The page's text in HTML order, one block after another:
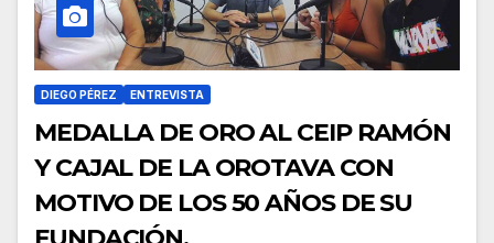
DIEGO PÉREZ ENTREVISTA
MEDALLA DE ORO AL CEIP RAMÓN
Y CAJAL DE LA OROTAVA CON
MOTIVO DE LOS 50 AÑOS DE SU